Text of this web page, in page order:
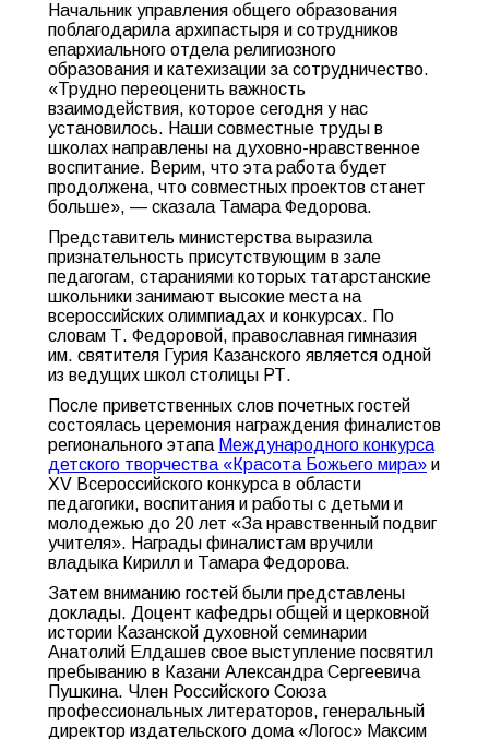
Начальник управления общего образования
поблагодарила архипастыря и сотрудников
епархиального отдела религиозного
образования и катехизации за сотрудничество.
«Трудно переоценить важность
взаимодействия, которое сегодня у нас
установилось. Наши совместные труды в
школах направлены на духовно-нравственное
воспитание. Верим, что эта работа будет
продолжена, что совместных проектов станет
больше», — сказала Тамара Федорова.
Представитель министерства выразила
признательность присутствующим в зале
педагогам, стараниями которых татарстанские
школьники занимают высокие места на
всероссийских олимпиадах и конкурсах. По
словам Т. Федоровой, православная гимназия
им. святителя Гурия Казанского является одной
из ведущих школ столицы РТ.
После приветственных слов почетных гостей
состоялась церемония награждения финалистов
регионального этапа Международного конкурса
детского творчества «Красота Божьего мира» и
ХV Всероссийского конкурса в области
педагогики, воспитания и работы с детьми и
молодежью до 20 лет «За нравственный подвиг
учителя». Награды финалистам вручили
владыка Кирилл и Тамара Федорова.
Затем вниманию гостей были представлены
доклады. Доцент кафедры общей и церковной
истории Казанской духовной семинарии
Анатолий Елдашев свое выступление посвятил
пребыванию в Казани Александра Сергеевича
Пушкина. Член Российского Союза
профессиональных литераторов, генеральный
директор издательского дома «Логос» Максим